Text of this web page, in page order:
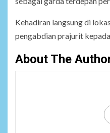
Kehadiran langsung di
pengabdian prajurit
About The